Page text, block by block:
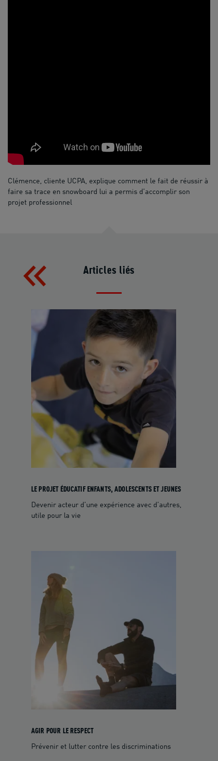
Clémence, cliente UCPA, explique comment le fait de réussir à
faire sa trace en snowboard lui a permis d’accomplir son
projet professionnel
Articles liés
LE PROJET ÉDUCATIF ENFANTS, ADOLESCENTS ET JEUNES
Devenir acteur d’une expérience avec d’autres,
utile pour la vie
AGIR POUR LE RESPECT
Prévenir et lutter contre les discriminations